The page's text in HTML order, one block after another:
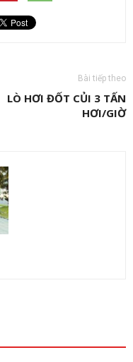
Bài tiếp theo
LÒ HƠI ĐỐT CỦI 3 TẤN
HƠI/GIỜ